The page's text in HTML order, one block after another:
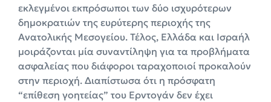
εκλεγμένοι εκπρόσωποι των δύο ισχυρότερων
δημοκρατιών της ευρύτερης περιοχής της
Ανατολικής Μεσογείου. Τέλος, Ελλάδα και Ισραήλ
μοιράζονται μία συναντίληψη για τα προβλήματα
ασφαλείας που διάφοροι ταραχοποιοί προκαλούν
στην περιοχή. Διαπίστωσα ότι η πρόσφατη
“επίθεση γοητείας” του Ερντογάν δεν έχει